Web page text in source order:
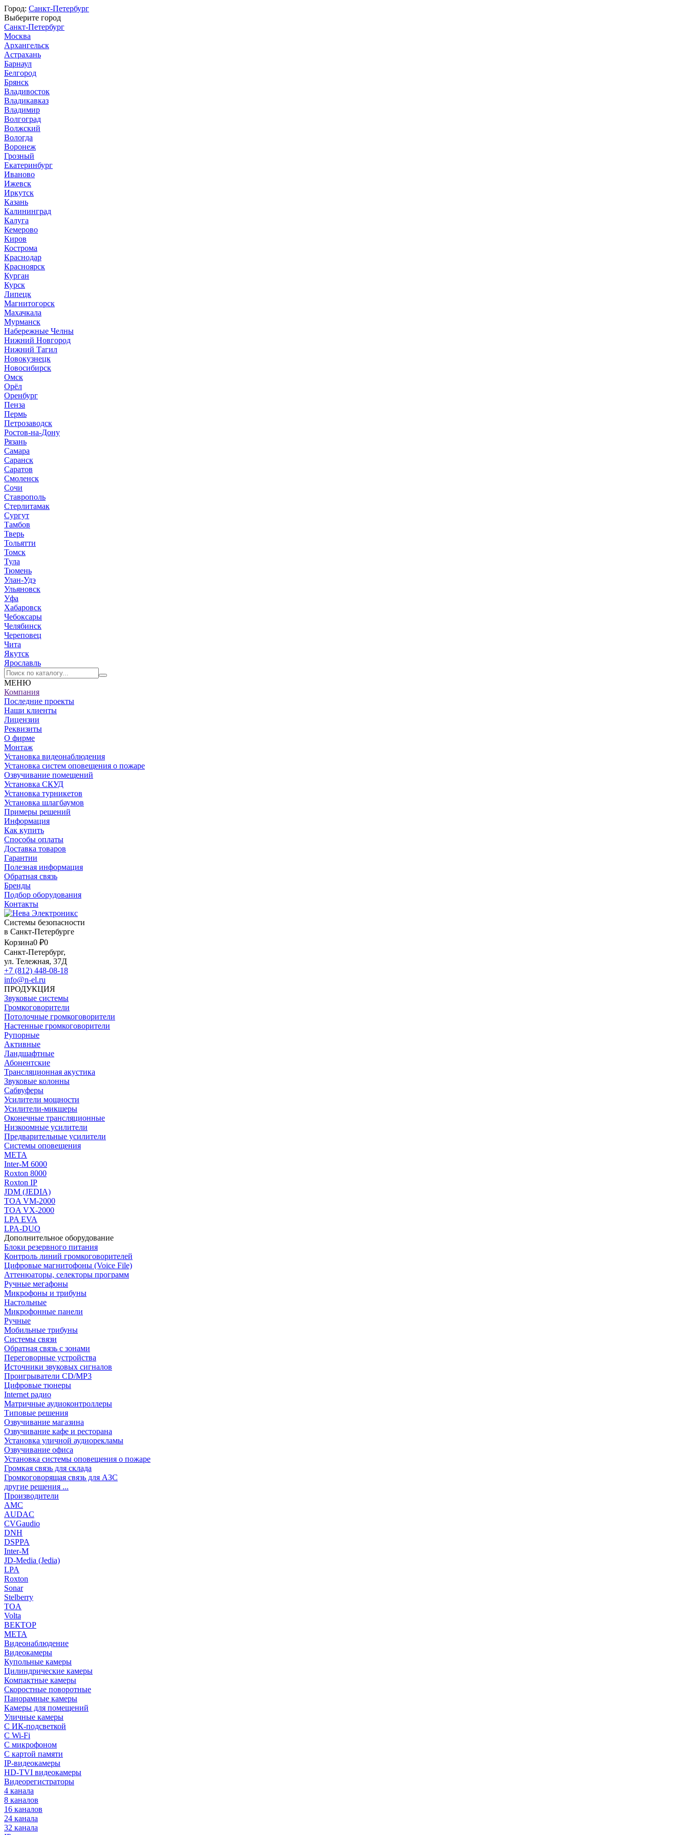
Город: Санкт-Петербург
Выберите город
Санкт-Петербург
Москва
Архангельск
Астрахань
Барнаул
Белгород
Брянск
Владивосток
Владикавказ
Владимир
Волгоград
Волжский
Вологда
Воронеж
Грозный
Екатеринбург
Иваново
Ижевск
Иркутск
Казань
Калининград
Калуга
Кемерово
Киров
Кострома
Краснодар
Красноярск
Курган
Курск
Липецк
Магнитогорск
Махачкала
Мурманск
Набережные Челны
Нижний Новгород
Нижний Тагил
Новокузнецк
Новосибирск
Омск
Орёл
Оренбург
Пенза
Пермь
Петрозаводск
Ростов-на-Дону
Рязань
Самара
Саранск
Саратов
Смоленск
Сочи
Ставрополь
Стерлитамак
Сургут
Тамбов
Тверь
Тольятти
Томск
Тула
Тюмень
Улан-Удэ
Ульяновск
Уфа
Хабаровск
Чебоксары
Челябинск
Череповец
Чита
Якутск
Ярославль
МЕНЮ
Компания
Последние проекты
Наши клиенты
Лицензии
Реквизиты
О фирме
Монтаж
Установка видеонаблюдения
Установка систем оповещения о пожаре
Озвучивание помещений
Установка СКУД
Установка турникетов
Установка шлагбаумов
Примеры решений
Информация
Как купить
Способы оплаты
Доставка товаров
Гарантии
Полезная информация
Обратная связь
Бренды
Подбор оборудования
Контакты
Системы безопасности
в Санкт-Петербурге
Корзина0 ₽0
Санкт-Петербург,
ул. Тележная, 37Д
+7 (812) 448-08-18
info@n-el.ru
ПРОДУКЦИЯ
Звуковые системы
Громкоговорители
Потолочные громкоговорители
Настенные громкоговорители
Рупорные
Активные
Ландшафтные
Абонентские
Трансляционная акустика
Звуковые колонны
Сабвуферы
Усилители мощности
Усилители-микшеры
Оконечные трансляционные
Низкоомные усилители
Предварительные усилители
Системы оповещения
МЕТА
Inter-M 6000
Roxton 8000
Roxton IP
JDM (JEDIA)
TOA VM-2000
TOA VX-2000
LPA EVA
LPA-DUO
Дополнительное оборудование
Блоки резервного питания
Контроль линий громкоговорителей
Цифровые магнитофоны (Voice File)
Аттенюаторы, селекторы программ
Ручные мегафоны
Микрофоны и трибуны
Настольные
Микрофонные панели
Ручные
Мобильные трибуны
Системы связи
Обратная связь с зонами
Переговорные устройства
Источники звуковых сигналов
Проигрыватели CD/MP3
Цифровые тюнеры
Internet радио
Матричные аудиоконтроллеры
Типовые решения
Озвучивание магазина
Озвучивание кафе и ресторана
Установка уличной аудиорекламы
Озвучивание офиса
Установка системы оповещения о пожаре
Громкая связь для склада
Громкоговорящая связь для АЗС
другие решения ...
Производители
AMC
AUDAC
CVGaudio
DNH
DSPPA
Inter-M
JD-Media (Jedia)
LPA
Roxton
Sonar
Stelberry
TOA
Volta
ВЕКТОР
МЕТА
Видеонаблюдение
Видеокамеры
Купольные камеры
Цилиндрические камеры
Компактные камеры
Скоростные поворотные
Панорамные камеры
Камеры для помещений
Уличные камеры
С ИК-подсветкой
С Wi-Fi
С микрофоном
С картой памяти
IP-видеокамеры
HD-TVI видеокамеры
Видеорегистраторы
4 канала
8 каналов
16 каналов
24 канала
32 канала